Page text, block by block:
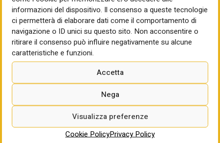
informazioni del dispositivo. Il consenso a queste tecnologie
ci permetterà di elaborare dati come il comportamento di
navigazione o ID unici su questo sito. Non acconsentire o
ritirare il consenso può influire negativamente su alcune
caratteristiche e funzioni.
Accetta
Nega
Visualizza preferenze
Cookie PolicyPrivacy Policy
Sono 28 le offerte presentate per il restyling del
conservatorio di Pescara. Un’opera da 15 milioni di euro
che, scrive il Messaggero-Abruzzo, punta a ridisegnare
una porzione strategica della città, rafforzando il ruolo
della città adriatica come polo culturale e formativo. Il
sindaco Carlo Masci: hanno partecipato anche società
nazionali e internazionali. In estate sarà individuata
l’impresa poi potrà partire l’ampliamento.
Torino, chiude il Museo